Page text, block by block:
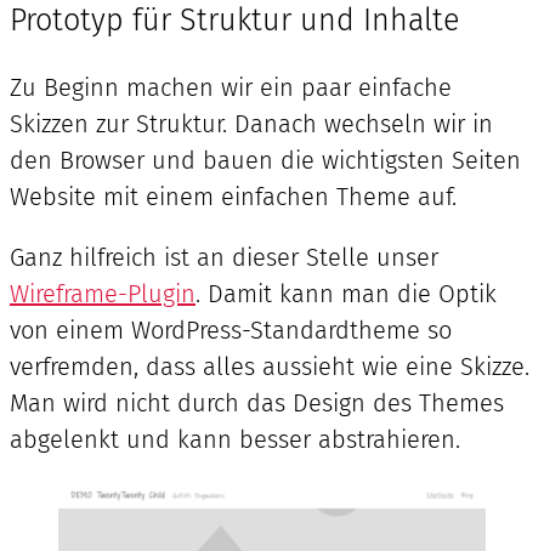
Prototyp für Struktur und Inhalte
Zu Beginn machen wir ein paar einfache
Skizzen zur Struktur. Danach wechseln wir in
den Browser und bauen die wichtigsten Seiten
Website mit einem einfachen Theme auf.
Ganz hilfreich ist an dieser Stelle unser
Wireframe-Plugin. Damit kann man die Optik
von einem WordPress-Standardtheme so
verfremden, dass alles aussieht wie eine Skizze.
Man wird nicht durch das Design des Themes
abgelenkt und kann besser abstrahieren.